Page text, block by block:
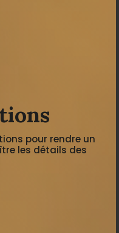
pour rendre un
les détails des